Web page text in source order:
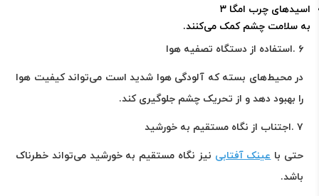
اسیدهای چرب امگا ۳
به سلامت چشم کمک می‌کنند.
۶ .استفاده از دستگاه تصفیه هوا
در محیط‌های بسته که آلودگی هوا شدید است می‌تواند کیفیت هوا
را بهبود دهد و از تحریک چشم جلوگیری کند.
۷ .اجتناب از نگاه مستقیم به خورشید
حتی باعینک آفتابی نیز نگاه مستقیم به خورشید می‌تواند خطرناک
باشد.